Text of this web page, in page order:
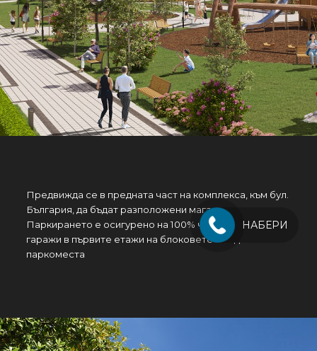
Предвижда се в предната част на комплекса, към бул.
България, да бъдат разположени магазини .
Паркирането е осигурено на 100% чрез надземни
гаражи в първите етажи на блоковете и надземни
паркоместа
НАБЕРИ